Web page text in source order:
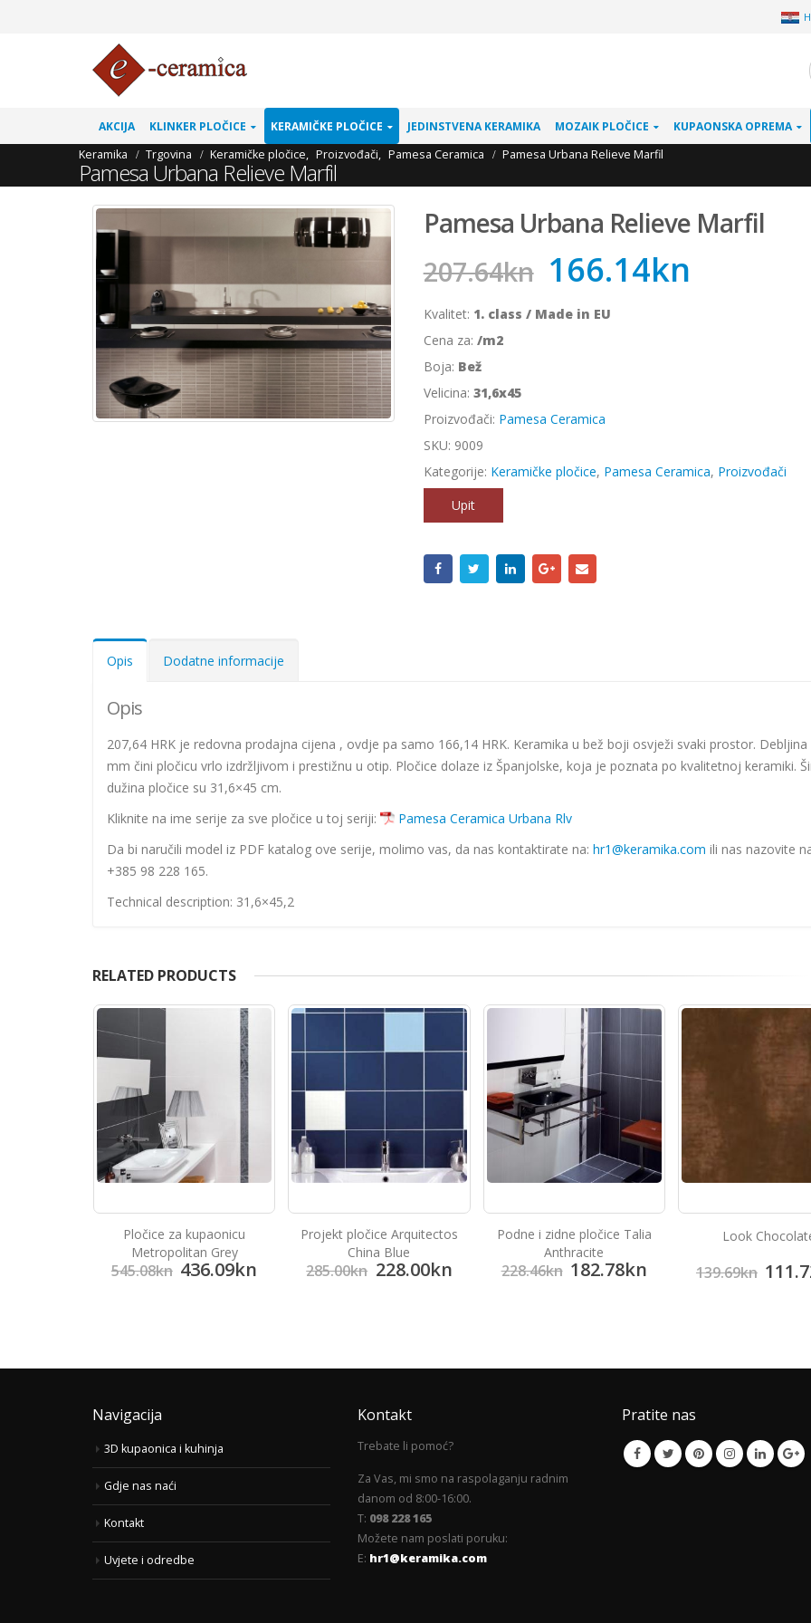
AKCIJA KLINKER PLOČICE KERAMIČKE PLOČICE JEDINSTVENA KERAMIKA MOZAIK PLOČICE
KUPAONSKA OPREMA
Keramika
Trgovina Keramičke pločice, Proizvođači, Pamesa Ceramica Pamesa Urbana Relieve Marfil
Pamesa Urbana Relieve Marfil
Pamesa Urbana Relieve Marfil
207.64kn 166.14kn
Kvalitet: 1. class / Made in EU
Cena za: /m2
Boja: Bež
Velicina: 31,6x45
Proizvođači: Pamesa Ceramica
SKU: 9009
Kategorije: Keramičke pločice, Pamesa Ceramica, Proizvođači
Upit
Opis Dodatne informacije
Opis
207,64 HRK je redovna prodajna cijena , ovdje pa samo 166,14 HRK. Keramika u bež boji osvježi svaki prostor. Debljina
mm čini pločicu vrlo izdržljivom i prestižnu u otip. Pločice dolaze iz Španjolske, koja je poznata po kvalitetnoj keramiki.
dužina pločice su 31,6×45 cm.
Kliknite na ime serije za sve pločice u toj seriji:
Pamesa Ceramica Urbana Rlv
Da bi naručili model iz PDF katalog ove serije, molimo vas, da nas kontaktirate na: hr1@keramika.com ili nas nazovite
+385 98 228 165.
Technical description: 31,6×45,2
RELATED PRODUCTS
Pločice za kupaonicu
Metropolitan Grey
545.08kn 436.09kn
Projekt pločice Arquitectos
China Blue
285.00kn 228.00kn
Podne i zidne pločice Talia
Anthracite
228.46kn 182.78kn
Look
139.69kn
Navigacija
3D kupaonica i kuhinja
Gdje nas naći
Kontakt
Uvjete i odredbe
Kontakt
Trebate li pomoć?
Za Vas, mi smo na raspolaganju radnim
danom od 8:00-16:00.
T: 098 228 165
Možete nam poslati poruku:
E: hr1@keramika.com
Pratite nas